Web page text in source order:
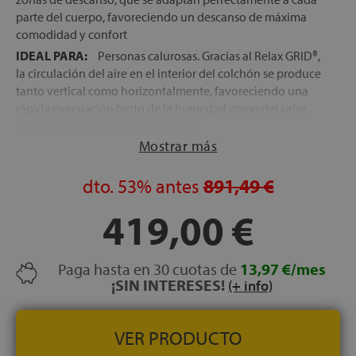
parte del cuerpo, favoreciendo un descanso de máxima
comodidad y confort
IDEAL PARA:
Personas calurosas. Gracias al Relax GRID®,
la circulación del aire en el interior del colchón se produce
tanto vertical como horizontalmente, favoreciendo una
TECNOLOGÍA RELAX GRID®: Tecnología patentada por
densidad y máxima flexibilidad, que actúan como micro-
muelles que se adaptan perfectamente a cada zona del
cuerpo, favoreciendo el perfecto alineamiento de la
columna en cualquier postura de descanso
durmientes
Bloque de espumación Intense, de alta
densidad
EXCELENTE INDEPENDENCIA DE LECHOS:
Mostrar más
dto. 53% antes891,49 €
419,00 €
Paga hasta en 30 cuotas de 13,97 €/mes
¡SIN INTERESES! (+ info)
VER PRODUCTO